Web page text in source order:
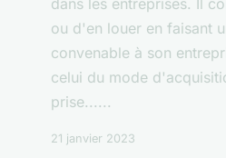
ou d'en louer en faisant
convenable à son
celui du mode
prise......
21 janvier 2023